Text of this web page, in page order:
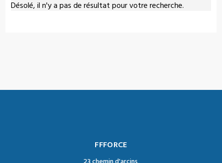
Désolé, il n'y a pas de résultat pour votre recherche.
FFFORCE